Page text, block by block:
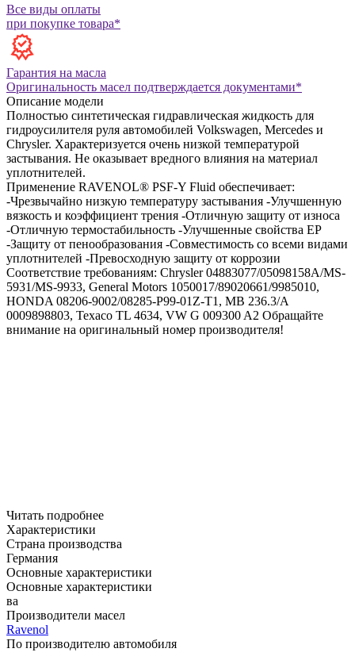
Все виды оплаты
при покупке товара*
Гарантия на масла
Оригинальность масел подтверждается документами*
Описание модели
Полностью синтетическая гидравлическая жидкость для
гидроусилителя руля автомобилей Volkswagen, Mercedes и
Chrysler. Характеризуется очень низкой температурой
застывания. Не оказывает вредного влияния на материал
уплотнителей.
Применение RAVENOL® PSF-Y Fluid обеспечивает:
-Чрезвычайно низкую температуру застывания -Улучшенную
вязкость и коэффициент трения -Отличную защиту от износа
-Отличную термостабильность -Улучшенные свойства EP
-Защиту от пенообразования -Совместимость со всеми видами
уплотнителей -Превосходную защиту от коррозии
Соответствие требованиям: Chrysler 04883077/05098158A/MS-
5931/MS-9933, General Motors 1050017/89020661/9985010,
HONDA 08206-9002/08285-P99-01Z-T1, MB 236.3/A
0009898803, Texaco TL 4634, VW G 009300 A2 Обращайте
внимание на оригинальный номер производителя!
Читать подробнее
Характеристики
Страна производства
Германия
Основные характеристики
Основные характеристики
ва
Производители масел
Ravenol
По производителю автомобиля